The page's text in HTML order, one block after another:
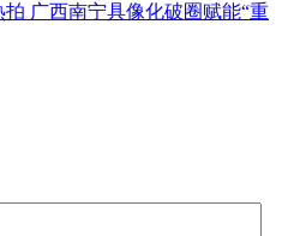
拍 广西南宁具像化破圈赋能“重